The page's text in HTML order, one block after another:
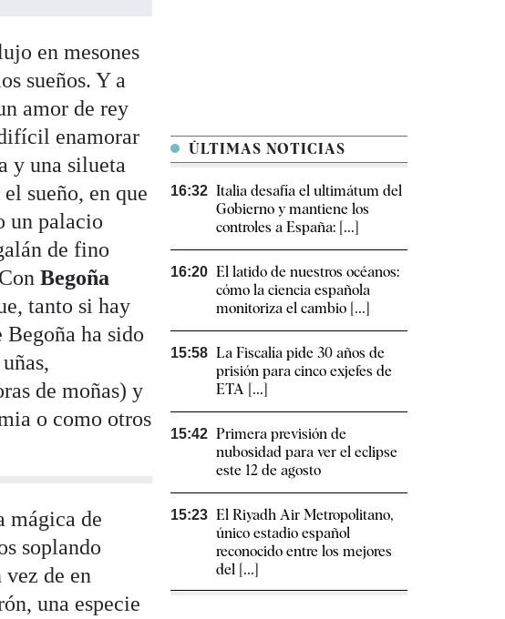
en mesones
sueños. Y a
amor de rey
enamorar
y una silueta
sueño, en que
un palacio
de fino
Begoña
tanto si hay
ha sido
de moñas) y
o como otros
mágica de
soplando
vez de en
una especie
ÚLTIMAS NOTICIAS
16:32 Italia desafía el ultimátum del
Gobierno y mantiene los
controles a España: [...]
16:20 El latido de nuestros océanos:
cómo la ciencia española
monitoriza el cambio [...]
15:58 La Fiscalía pide 30 años de
prisión para cinco exjefes de
ETA [...]
15:42 Primera previsión de
nubosidad para ver el eclipse
este 12 de agosto
15:23 El Riyadh Air Metropolitano,
único estadio español
reconocido entre los mejores
del [...]